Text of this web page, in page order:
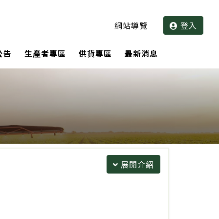
網站導覽 登入
告 生產者專區 供貨專區 最新消息
展開介紹